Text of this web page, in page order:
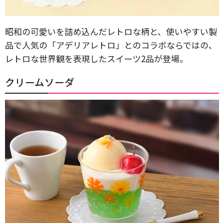
昭和の可愛いを詰め込んだレトロな柄と、使いやすい製
品で人気の「アデリアレトロ」とのコラボならではの、
レトロな世界観を表現したスイーツ2品が登場。
クリームソーダ